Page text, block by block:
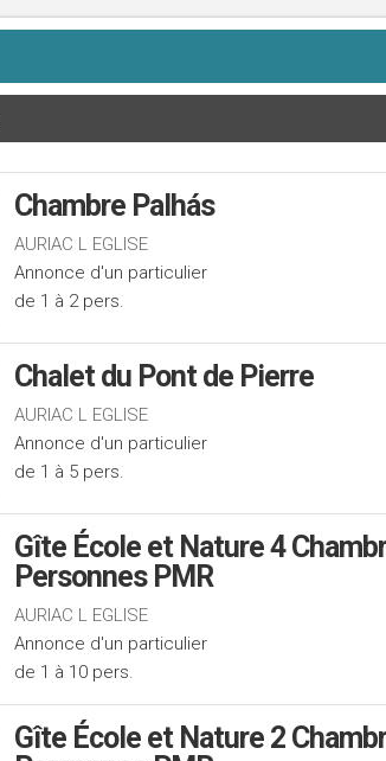
Chambre Palhás
AURIAC L EGLISE
Annonce d'un particulier
de 1 à 2 pers.
Chalet du Pont de Pierre
AURIAC L EGLISE
Annonce d'un particulier
de 1 à 5 pers.
Gîte École et Nature 4
Personnes PMR
AURIAC L EGLISE
Annonce d'un particulier
de 1 à 10 pers.
Gîte École et Nature 2